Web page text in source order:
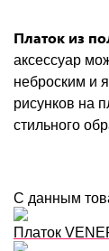
Платок из
аксессуар
неброским и
рисунков на
стильного
С данным
Платок